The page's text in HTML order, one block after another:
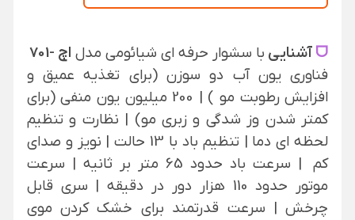
ᗜ آشنایی با سشوار حرفه ای شیائومی مدل اچ -701
فناوری یون آب دو سوزن (برای تغذیه عمیق و
افزایش رطوبت مو ) | 200 میلیون یون منفی (برای
کمتر شدن وز شدگی و زبری مو) | نظارت و تنظیم
لحظه ای دما | تنظیم باد با 13 حالت | نویز و صدای
کم | سرعت باد حدود 65 متر بر ثانیه |
سرعت
موتور حدود 110 هزار دور در دقیقه | سری قابل
چرخش | سرعت قدرتمند برای خشک کردن موی